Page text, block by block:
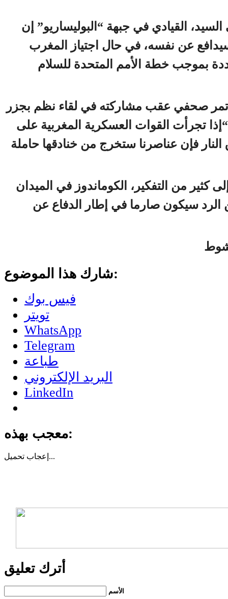
القيادي في جبهة “البوليساريو” إن
عن نفسه، في حال اجتياز المغرب
بموجب خطة الأمم المتحدة للسلام
صحفي عقب مشاركته في لقاء نظم بجزر
“إذا تجرأت القوات العسكرية المغربية على
فإن عناصرنا ستخرج من خنادقها حاملة
كثير من التفكير، الكوماندوز في الميدان
الرد سيكون صارما في إطار الدفاع عن
شارك هذا الموضوع:
فيس بوك
تويتر
WhatsApp
Telegram
طباعة
البريد الإلكتروني
LinkedIn
معجب بهذه:
إعجاب تحميل...
أترك تعليق
الأسم